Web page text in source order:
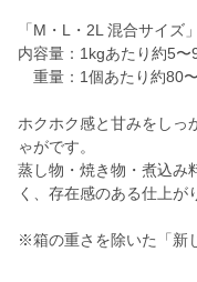
「M・L・2L 混合サイズ」
内容量：1kgあたり約5〜
重量：1個あたり約80
ホクホク感と甘みをしっ
ゃがです。
蒸し物・焼き物・煮込み
く、存在感のある仕上が
※箱の重さを除いた「新